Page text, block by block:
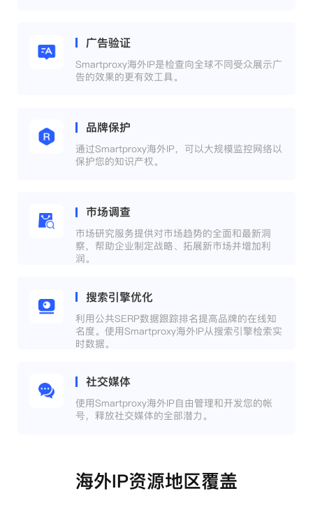
广告验证
Smartproxy海外IP是检查向全球不同受众展示广
告的效果的更有效工具。
品牌保护
通过Smartproxy海外IP，可以大规模监控网络以
保护您的知识产权。
市场调查
市场研究服务提供对市场趋势的全面和最新洞
察，帮助企业制定战略、拓展新市场并增加利
润。
搜索引擎优化
利用公共SERP数据跟踪排名提高品牌的在线知
名度。使用Smartproxy海外IP从搜索引擎检索实
时数据。
社交媒体
使用Smartproxy海外IP自由管理和开发您的帐
号，释放社交媒体的全部潜力。
海外IP资源地区覆盖